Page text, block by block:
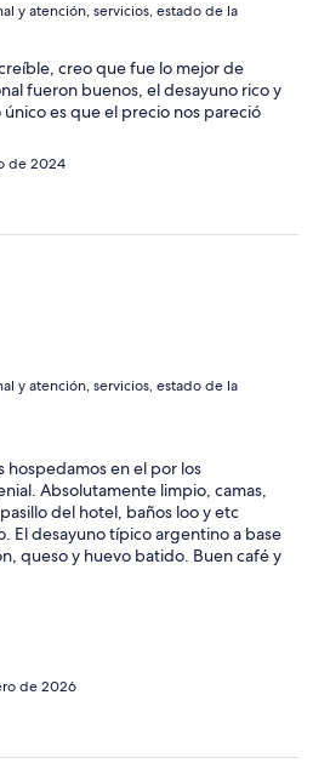
y atención, servicios, estado de la
creo que fue lo mejor de
fueron buenos, el desayuno rico y
es que el precio nos pareció
de 2024
y atención, servicios, estado de la
en el por los
Absolutamente limpio, camas,
del hotel, baños loo y etc
El desayuno típico argentino a base
queso y huevo batido. Buen café y
ni agua. Pero ya mencioné que el
El Restaurante del hotel deja de
es pico incómodo.
de 2026